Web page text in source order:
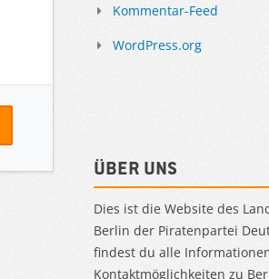
Kommentar-Feed
WordPress.org
Über uns
Dies ist die Website des
Berlin der Piratenpartei
findest du alle
Kontaktmöglichkeiten zu